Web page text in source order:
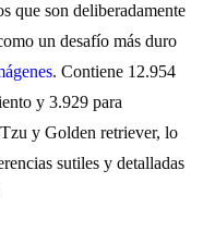
que son deliberadamente
un desafío más duro
. Contiene 12.954
y 3.929 para
y Golden retriever, lo
sutiles y detalladas